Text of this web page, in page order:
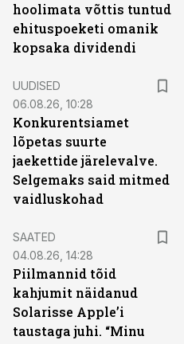
hoolimata võttis tuntud
ehituspoeketi omanik
kopsaka dividendi
UUDISED
06.08.26, 10:28
Konkurentsiamet
lõpetas suurte
jaekettide järelevalve.
Selgemaks said mitmed
vaidluskohad
SAATED
04.08.26, 14:28
Piilmannid tõid
kahjumit näidanud
Solarisse Apple’i
taustaga juhi. “Minu